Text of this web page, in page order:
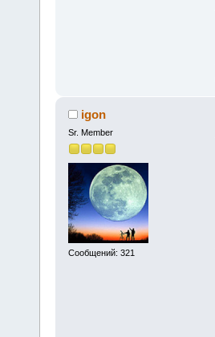
igon
Sr. Member
Сообщений: 321